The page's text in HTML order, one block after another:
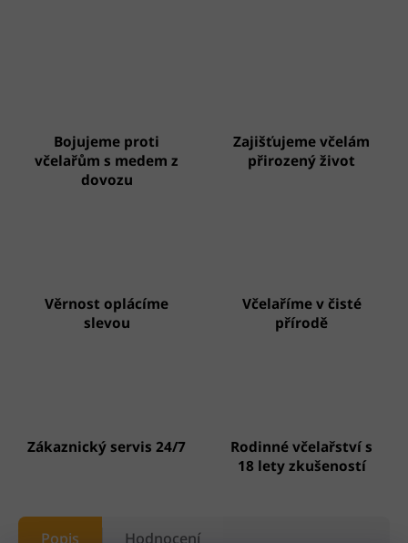
Bojujeme proti
včelařům s medem z
dovozu
Zajišťujeme včelám
přirozený život
Věrnost oplácíme
slevou
Včelaříme v čisté
přírodě
Zákaznický servis 24/7
Rodinné včelařství s
18 lety zkušeností
Popis Hodnocení